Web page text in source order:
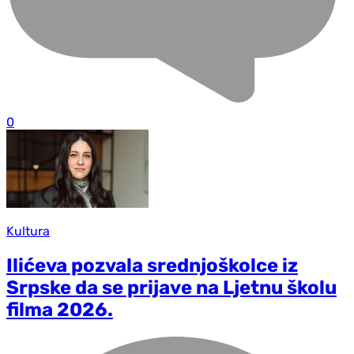
0
Kultura
Ilićeva pozvala srednjoškolce iz
Srpske da se prijave na Ljetnu školu
filma 2026.